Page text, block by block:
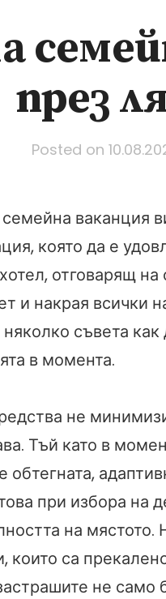
през
Posted on
ваканция
която да е
отговарящ
и накрая всички
съвета
в момента.
не
Тъй като в
при избора на
на
които са
не само